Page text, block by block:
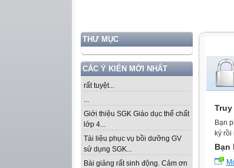
THƯ MỤC
CÁC Ý KIẾN MỚI NHẤT
rất tuyệt...
...
Giới thiệu SGK Giáo dục thể chất
lớp 4...
Tài liệu phục vụ bồi dưỡng GV
sử dụng SGK...
Bài giảng rất sinh động. Cảm ơn
Bạn
ký
Bạn